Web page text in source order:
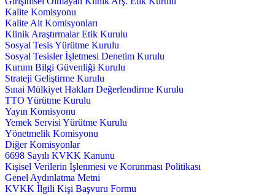
Kalite Komisyonu
Kalite Alt Komisyonları
Klinik Araştırmalar Etik Kurulu
Sosyal Tesis Yürütme Kurulu
Sosyal Tesisler İşletmesi Denetim Kurulu
Kurum Bilgi Güvenliği Kurulu
Strateji Geliştirme Kurulu
Sınai Mülkiyet Hakları Değerlendirme Kurulu
TTO Yürütme Kurulu
Yayın Komisyonu
Yemek Servisi Yürütme Kurulu
Yönetmelik Komisyonu
Diğer Komisyonlar
6698 Sayılı KVKK Kanunu
Kişisel Verilerin İşlenmesi ve Korunması Politikası
Genel Aydınlatma Metni
KVKK İlgili Kişi Başvuru Formu